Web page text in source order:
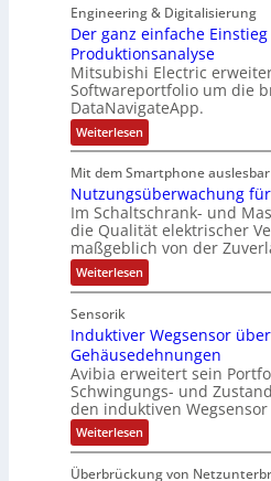
o
s
i
t
i
v
e
M
o
m
e
n
t
a
f
n
a
h
m
e
,
g
k
n
i
k
-
G
e
s
h
ä
f
t
f
h
r
e
r
z
u
m
V
t
S
y
s
t
è
m
s
:
Q
2
-
E
e
b
n
i
s
s
e
e
u
e
r
V
e
r
t
r
i
e
b
s
-
d
M
a
r
k
e
t
Engineering & Digitalisierung
Der ganz einfache
Produktionsanalyse
Mitsubishi Electric
Softwareportfolio um die
DataNavigateApp.
Weiterlesen:
D
r
g
a
n
z
e
i
n
c
h
e
E
i
n
s
t
i
e
Mit dem Smartphone auslesbar
Nutzungsüberwachung
Im Schaltschrank- und
die Qualität elektrischer
maßgeblich von der
Weiterlesen:
N
z
u
n
g
s
ü
b
e
r
w
Sensorik
Induktiver Wegsensor
Gehäusedehnungen
Avibia erweitert sein
Schwingungs- und
den induktiven Wegsensor
Weiterlesen:
I
d
Überbrückung von